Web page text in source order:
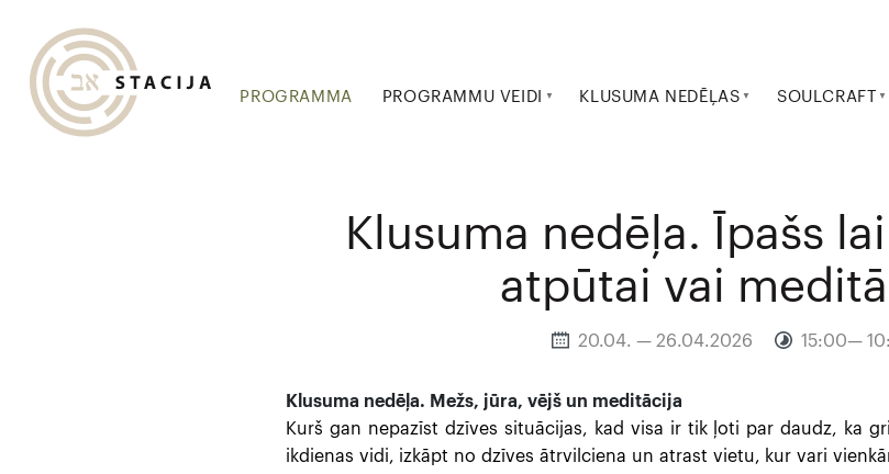
PROGRAMMA PROGRAMMU VEIDI KLUSUMA NEDĒĻAS SOULCRAFT
Klusuma nedēļa. Īpašs
atpūtai vai
20.04. — 26.04.2026 15:00—
Klusuma nedēļa. Mežs, jūra, vējš un meditācija
Kurš gan nepazīst dzīves situācijas, kad visa ir tik ļoti par daudz, ka
ikdienas vidi, izkāpt no dzīves ātrvilciena un atrast vietu, kur vari